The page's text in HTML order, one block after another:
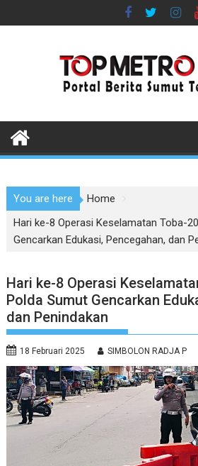
to
You are here
Home
Hari ke-8 Operasi Keselamatan Toba-
Gencarkan Edukasi, Pencegahan, dan
Hari ke-8 Operasi
Polda Sumut Gencarkan
dan Penindakan
18 Februari 2025 SIMBOLON RADJA P